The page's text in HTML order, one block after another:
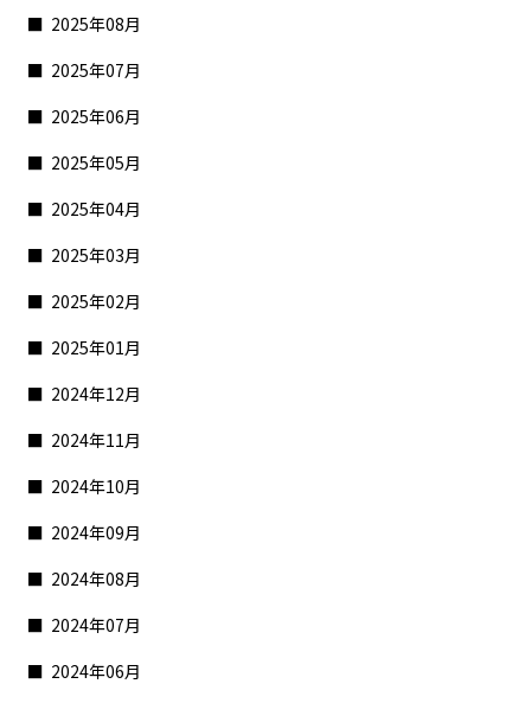
2025年08月
2025年07月
2025年06月
2025年05月
2025年04月
2025年03月
2025年02月
2025年01月
2024年12月
2024年11月
2024年10月
2024年09月
2024年08月
2024年07月
2024年06月